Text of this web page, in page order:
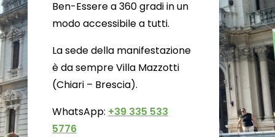
Ben-Essere a 360 gradi in un
modo accessibile a tutti.
La sede della manifestazione
è da sempre Villa Mazzotti
(Chiari – Brescia).
WhatsApp: +39 335 533
5776